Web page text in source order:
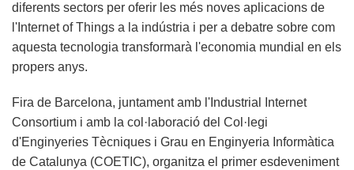
3
VIP!
diferents sectors per oferir les més noves aplicacions de
l'Internet of Things a la indústria i per a debatre sobre com
aquesta tecnologia transformarà l'economia mundial en els
propers anys.
Fira de Barcelona, juntament amb l'Industrial Internet
Consortium i amb la col·laboració del Col·legi
d'Enginyeries Tècniques i Grau en Enginyeria Informàtica
de Catalunya (COETIC), organitza el primer esdeveniment